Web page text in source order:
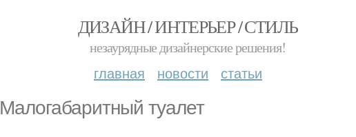
ДИЗАЙН / ИНТЕРЬЕР / СТИЛЬ
незаурядные дизайнерские решения!
главная новости статьи
Малогабаритный туалет